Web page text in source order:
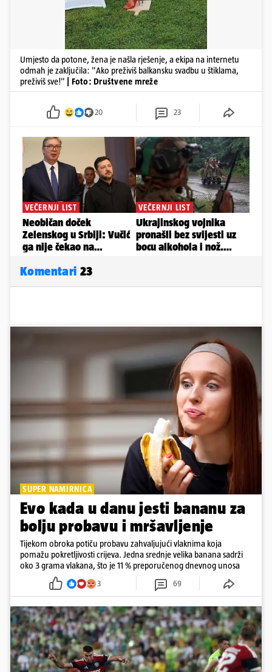
Umjesto da potone, žena je našla rješenje, a ekipa na internetu
odmah je zaključila: "Ako preživiš balkansku svadbu u štiklama,
preživiš sve!"
| Foto: Društvene mreže
20 23
Komentari 23
SUPER NAMIRNICA
Evo kada u danu jesti bananu za
bolju probavu i mršavljenje
Tijekom obroka potiču probavu zahvaljujući vlaknima koja
pomažu pokretljivosti crijeva. Jedna srednje velika banana sadrži
oko 3 grama vlakana, što je 11 % preporučenog dnevnog unosa
3 69